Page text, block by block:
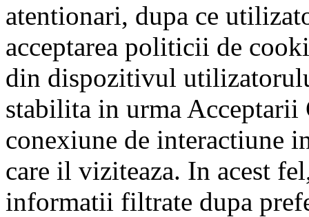
atentionari, dupa ce
acceptarea politicii de
din dispozitivul
stabilita in urma
conexiune de interactiune
care il viziteaza. In acest
informatii filtrate dupa